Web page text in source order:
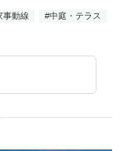
事動線
#中庭・テラス